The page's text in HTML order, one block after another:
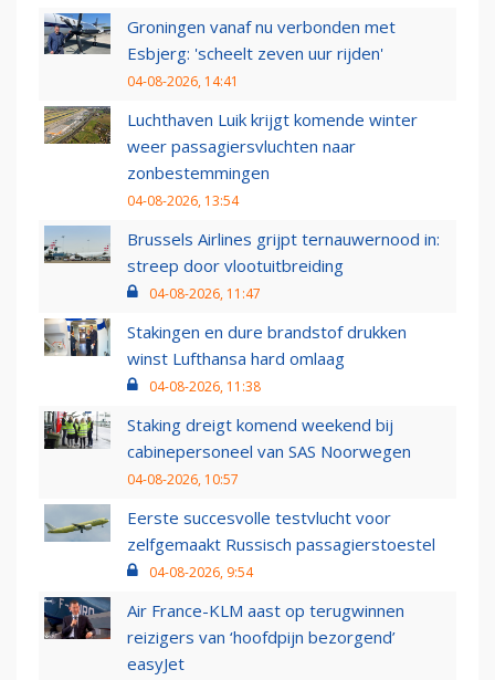
Groningen vanaf nu verbonden met
Esbjerg: 'scheelt zeven uur rijden'
04-08-2026, 14:41
Luchthaven Luik krijgt komende winter
weer passagiersvluchten naar
zonbestemmingen
04-08-2026, 13:54
Brussels Airlines grijpt ternauwernood in:
streep door vlootuitbreiding
04-08-2026, 11:47
Stakingen en dure brandstof drukken
winst Lufthansa hard omlaag
04-08-2026, 11:38
Staking dreigt komend weekend bij
cabinepersoneel van SAS Noorwegen
04-08-2026, 10:57
Eerste succesvolle testvlucht voor
zelfgemaakt Russisch passagierstoestel
04-08-2026, 9:54
Air France-KLM aast op terugwinnen
reizigers van ‘hoofdpijn bezorgend’
easyJet